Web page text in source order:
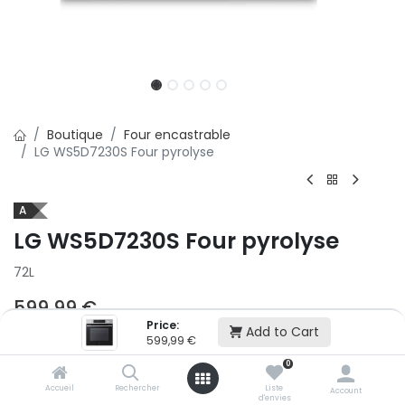
Price:
599,99 € Add to Cart
Accueil Rechercher
0
Liste
d'envies
Account
Boutique
Four encastrable
LG WS5D7230S Four pyrolyse
A
LG WS5D7230S Four pyrolyse
72L
599,99€
Ajouter au panier